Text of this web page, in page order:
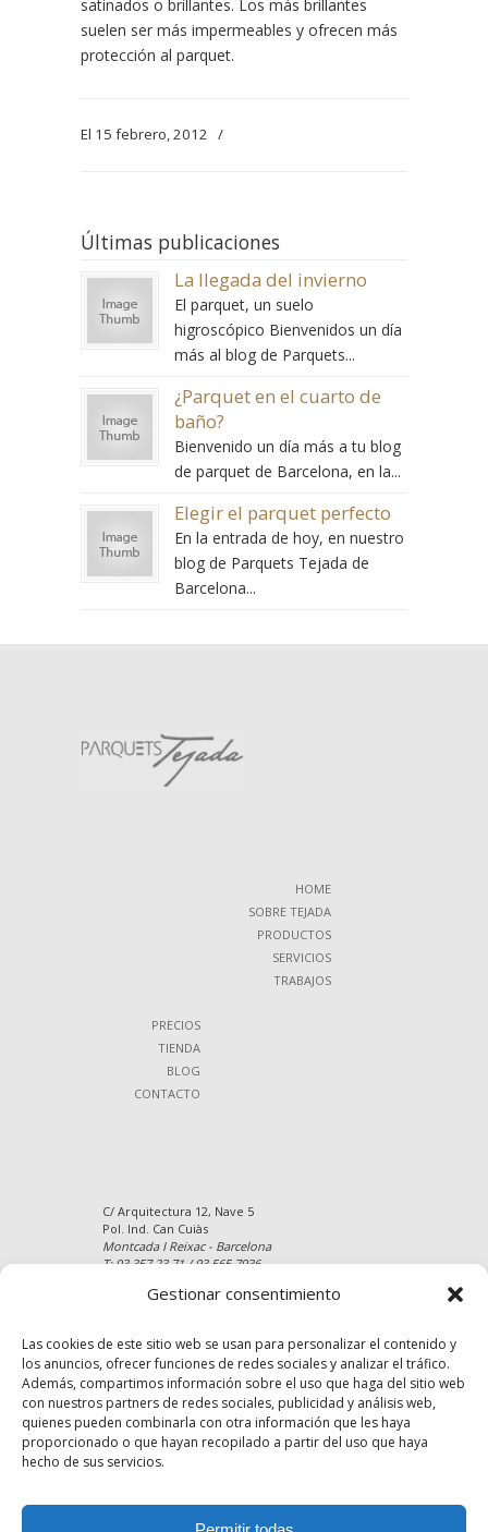
Gestionar consentimiento
Las cookies de este sitio web se usan para personalizar el contenido y
los anuncios, ofrecer funciones de redes sociales y analizar el tráfico.
Además, compartimos información sobre el uso que haga del sitio web
con nuestros partners de redes sociales, publicidad y análisis web,
quienes pueden combinarla con otra información que les haya
proporcionado o que hayan recopilado a partir del uso que haya
hecho de sus servicios.
satinados o brillantes. Los más brillantes
suelen ser más impermeables y ofrecen más
protección al parquet.
El 15 febrero, 2012 /
Últimas publicaciones
La llegada del invierno
El parquet, un suelo
higroscópico Bienvenidos un día
más al blog de Parquets...
¿Parquet en el cuarto de
baño?
Bienvenido un día más a tu blog
de parquet de Barcelona, en la...
Elegir el parquet perfecto
En la entrada de hoy, en nuestro
blog de Parquets Tejada de
Barcelona...
HOME
SOBRE TEJADA
PRODUCTOS
SERVICIOS
TRABAJOS
PRECIOS
TIENDA
BLOG
CONTACTO
C/ Arquitectura 12, Nave 5
Pol. Ind. Can Cuiàs
Montcada I Reixac - Barcelona
T: 93 357 23 71 / 93 565 7936
Website: https://www.parquetstejada.com
Mapa del Sitio